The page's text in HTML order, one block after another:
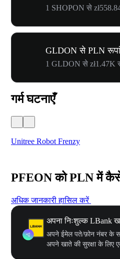
1 SHOPON से
GLDON से PLN
1 GLDON से zł1.47K
गर्म घटनाएँ
Unitree Robot Frenzy
PFEON को PLN में कैसे
अधिक जानकारी हासिल करें
अपना निःशुल्क LBank
अपने ईमेल पते/फ़ोन नंबर के
अपने खाते की सुरक्षा के लिए